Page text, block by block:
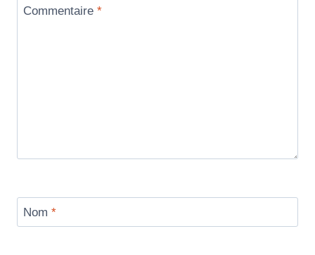
Commentaire *
Nom *